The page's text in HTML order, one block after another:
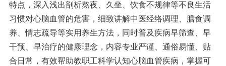
特点，深入浅出剖析熬夜、久坐、饮食不规律等不良生活
习惯对心脑血管的危害，细致讲解中医经络调理、膳食调
养、情志疏导等实用养生方法，同时普及疾病早筛查、早
干预、早治疗的健康理念，内容专业严谨、通俗易懂、贴
合日常，有效帮助教职工科学认知心脑血管疾病，掌握可